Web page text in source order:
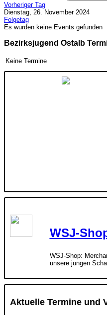
Vorheriger Tag
Dienstag, 26. November 2024
Folgetag
Es wurden keine Events gefunden
Bezirksjugend Ostalb
Keine Termine
WSJ-
WSJ-Shop:
unsere jungen
Aktuelle Termine und